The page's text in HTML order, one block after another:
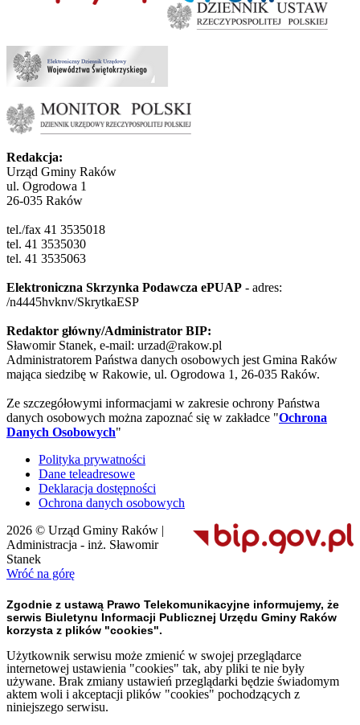
Redakcja:
Urząd Gminy Raków
ul. Ogrodowa 1
26-035 Raków
tel./fax 41 3535018
tel. 41 3535030
tel. 41 3535063
Elektroniczna Skrzynka Podawcza ePUAP - adres:
/n4445hvknv/SkrytkaESP
Redaktor główny/Administrator BIP:
Sławomir Stanek, e-mail: urzad@rakow.pl
Administratorem Państwa danych osobowych jest Gmina Raków
mająca siedzibę w Rakowie, ul. Ogrodowa 1, 26-035 Raków.
Ze szczegółowymi informacjami w zakresie ochrony Państwa
danych osobowych można zapoznać się w zakładce "Ochrona
Danych Osobowych"
Polityka prywatności
Dane teleadresowe
Deklaracja dostępności
Ochrona danych osobowych
2026 © Urząd Gminy Raków |
Administracja - inż. Sławomir
Stanek
Wróć na górę
Zgodnie z ustawą Prawo Telekomunikacyjne informujemy, że
serwis Biuletynu Informacji Publicznej Urzędu Gminy Raków
korzysta z plików "cookies".
Użytkownik serwisu może zmienić w swojej przeglądarce
internetowej ustawienia "cookies" tak, aby pliki te nie były
używane. Brak zmiany ustawień przeglądarki będzie świadomym
aktem woli i akceptacji plików "cookies" pochodzących z
niniejszego serwisu.